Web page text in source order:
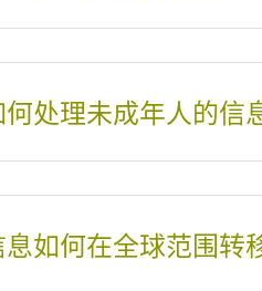
处理未成年人的信
如何在全球范围转